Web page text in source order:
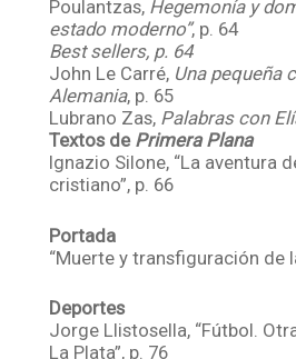
Poulantzas, Hegemonía y
estado moderno”, p. 64
Best sellers, p. 64
John Le Carré, Una pequeña
Alemania, p. 65
Lubrano Zas, Palabras con
Textos de Primera Plana
Ignazio Silone, “La aventura
cristiano”, p. 66
Portada
“Muerte y transfiguración de
Deportes
Jorge Llistosella, “Fútbol.
La Plata”, p. 76